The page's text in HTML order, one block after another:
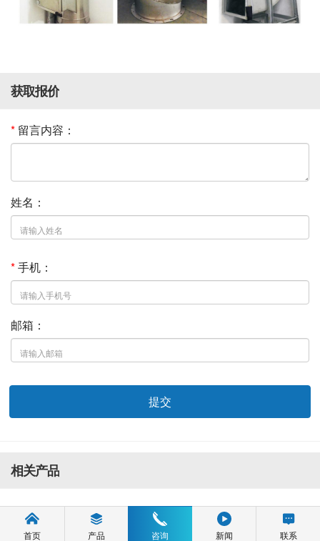
获取报价
* 留言内容：
姓名：
*手机：
邮箱：
提交
相关产品
首页 产品 咨询 新闻 联系